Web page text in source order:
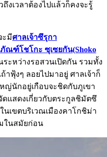
ถึงเวลาต้องไปแล้วก็คงจะรู้
ะมีศาลเจ้าซึรุกา
ณฑ์โชโกะ ซุเซยกัน(Shoko
ระหว่างรอสวนเปิดกัน รวมทั้ง
าฟุ้งๆ ลอยไปมาอยู่ ศาลเจ้าก็
ญ่นักอยู่เกือบจะชิดกับภูเขา
แสดงเกี่ยวกับตระกูลชิมัตซึ
เขตบริเวณเมืองคาโกชิม่า
ในสมัยก่อน